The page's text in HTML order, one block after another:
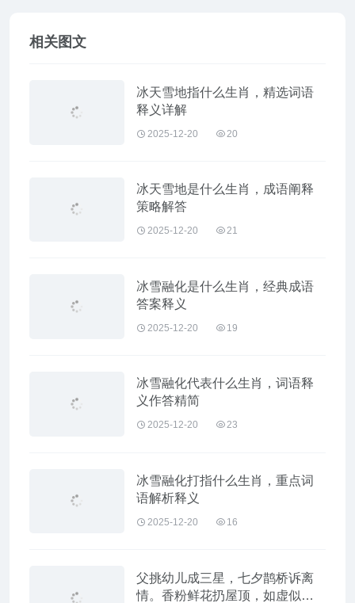
相关图文
冰天雪地指什么生肖，精选词语
释义详解
2025-12-20 20
冰天雪地是什么生肖，成语阐释
策略解答
2025-12-20 21
冰雪融化是什么生肖，经典成语
答案释义
2025-12-20 19
冰雪融化代表什么生肖，词语释
义作答精简
2025-12-20 23
冰雪融化打指什么生肖，重点词
语解析释义
2025-12-20 16
父挑幼儿成三星，七夕鹊桥诉离
情。香粉鲜花扔屋顶，如虚似幻